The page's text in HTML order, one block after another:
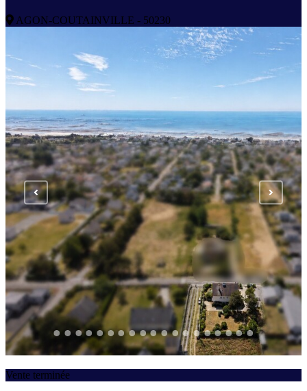
AGON-COUTAINVILLE - 50230
Vente terminée